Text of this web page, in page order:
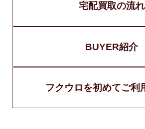
宅配買取の流れ
BUYER紹介
フクウロを初めてご利